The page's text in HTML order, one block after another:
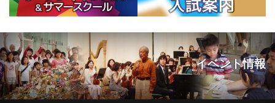
イベント情報